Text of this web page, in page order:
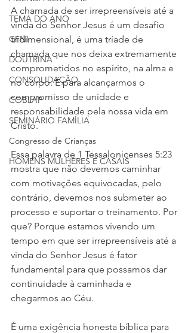
TEMA DO ANO
CFNI
DOUTRINA
CONSOLIDAÇÃO
COBLAP
SEMINÁRIO FAMÍLIA
Congresso de Crianças
HOMENS MULHERES E CASAIS
A chamada de ser irrepreensíveis até a
vinda do Senhor Jesus é um desafio
tridimensional, é uma tríade de
chamada que nos deixa extremamente
comprometidos no espírito, na alma e
no corpo. É para alcançarmos o
compromisso de unidade e
responsabilidade pela nossa vida em
Cristo.
Essa palavra de 1 Tessalonicenses 5:23
mostra que não devemos caminhar
com motivações equivocadas, pelo
contrário, devemos nos submeter ao
processo e suportar o treinamento. Por
que? Porque estamos vivendo um
tempo em que ser irrepreensíveis até a
vinda do Senhor Jesus é fator
fundamental para que possamos dar
continuidade à caminhada e
chegarmos ao Céu.
É uma exigência honesta bíblica para